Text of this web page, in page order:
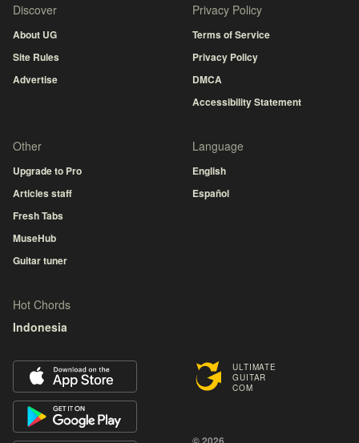
ULTIMATE
GUITAR
COM
Discover
About UG
Site Rules
Advertise
Privacy Policy
Terms of Service
Privacy Policy
DMCA
Accessibility Statement
Other
Upgrade to Pro
Articles staff
Fresh Tabs
MuseHub
Guitar tuner
Language
English
Español
Hot Chords
Indonesia